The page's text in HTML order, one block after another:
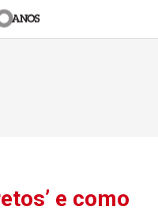
e como